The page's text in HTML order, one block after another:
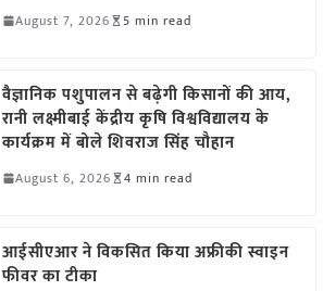
August 7, 2026 5 min read
वैज्ञानिक पशुपालन से बढ़ेगी किसानों की आय,
रानी लक्ष्मीबाई केंद्रीय कृषि विश्वविद्यालय के
कार्यक्रम में बोले शिवराज सिंह चौहान
August 6, 2026 4 min read
आईसीएआर ने विकसित किया अफ्रीकी स्वाइन
फीवर का टीका